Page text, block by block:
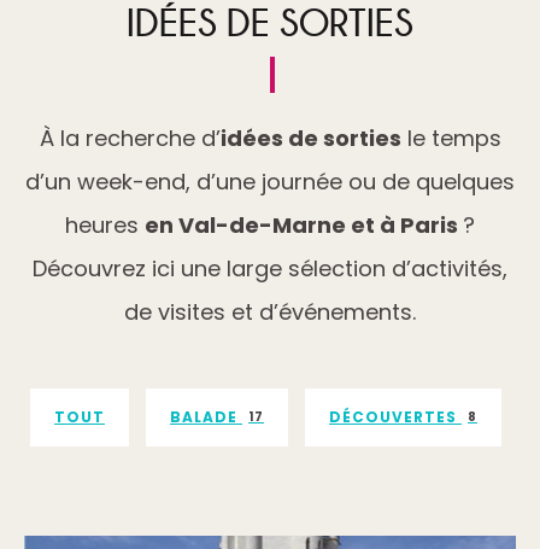
IDÉES DE SORTIES
À la recherche d’idées de sorties le temps
d’un week-end, d’une journée ou de quelques
heures en Val-de-Marne et à Paris ?
Découvrez ici une large sélection d’activités,
de visites et d’événements.
TOUT BALADE 17 DÉCOUVERTES 8